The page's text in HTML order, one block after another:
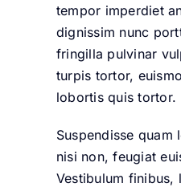
tempor imperdiet
dignissim nunc
fringilla pulvinar
turpis tortor,
lobortis quis tortor.
Suspendisse quam
nisi non, feugiat
Vestibulum finibus,